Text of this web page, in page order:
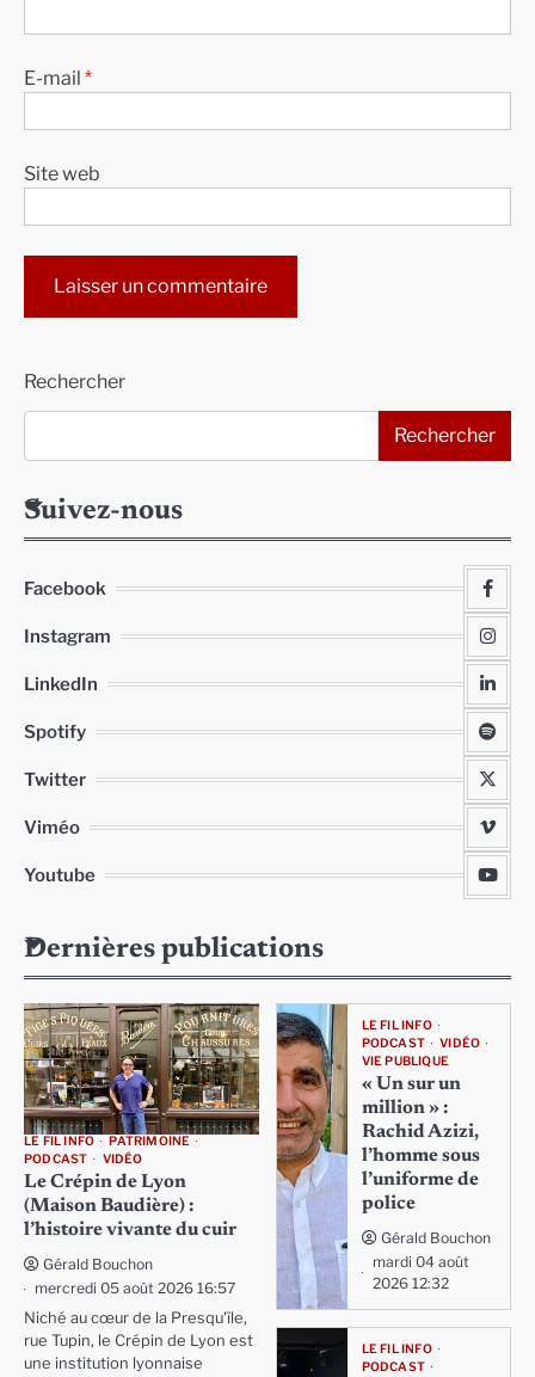
E-mail *
Site web
Rechercher
Rechercher
Suivez-nous
Facebook
Instagram
LinkedIn
Spotify
Twitter
Viméo
Youtube
Dernières publications
LE FIL INFO
PATRIMOINE
PODCAST
VIDÉO
Le Crépin de Lyon
(Maison Baudière) :
l’histoire vivante du cuir
Gérald Bouchon
mercredi 05 août 2026 16:57
Niché au cœur de la Presqu'île,
rue Tupin, le Crépin de Lyon est
une institution lyonnaise
LE FIL INFO
PODCAST
VIDÉO
VIE PUBLIQUE
« Un sur un
million » :
Rachid Azizi,
l’homme sous
l’uniforme de
police
Gérald Bouchon
mardi 04 août
2026 12:32
LE FIL INFO
PODCAST